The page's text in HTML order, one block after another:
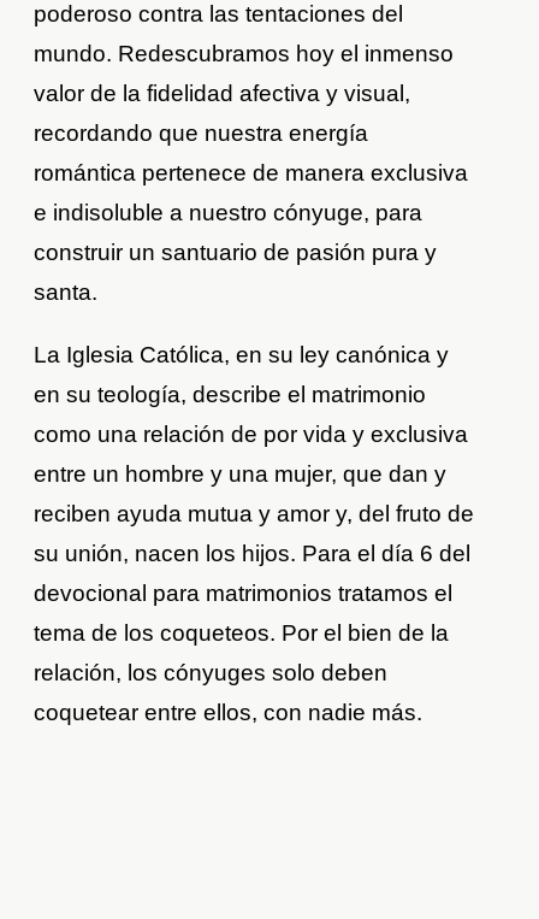
poderoso contra las tentaciones del
mundo. Redescubramos hoy el inmenso
valor de la fidelidad afectiva y visual,
recordando que nuestra energía
romántica pertenece de manera exclusiva
e indisoluble a nuestro cónyuge, para
construir un santuario de pasión pura y
santa.
La Iglesia Católica, en su ley canónica y
en su teología, describe el matrimonio
como una relación de por vida y exclusiva
entre un hombre y una mujer, que dan y
reciben ayuda mutua y amor y, del fruto de
su unión, nacen los hijos. Para el día 6 del
devocional para matrimonios tratamos el
tema de los coqueteos. Por el bien de la
relación, los cónyuges solo deben
coquetear entre ellos, con nadie más.